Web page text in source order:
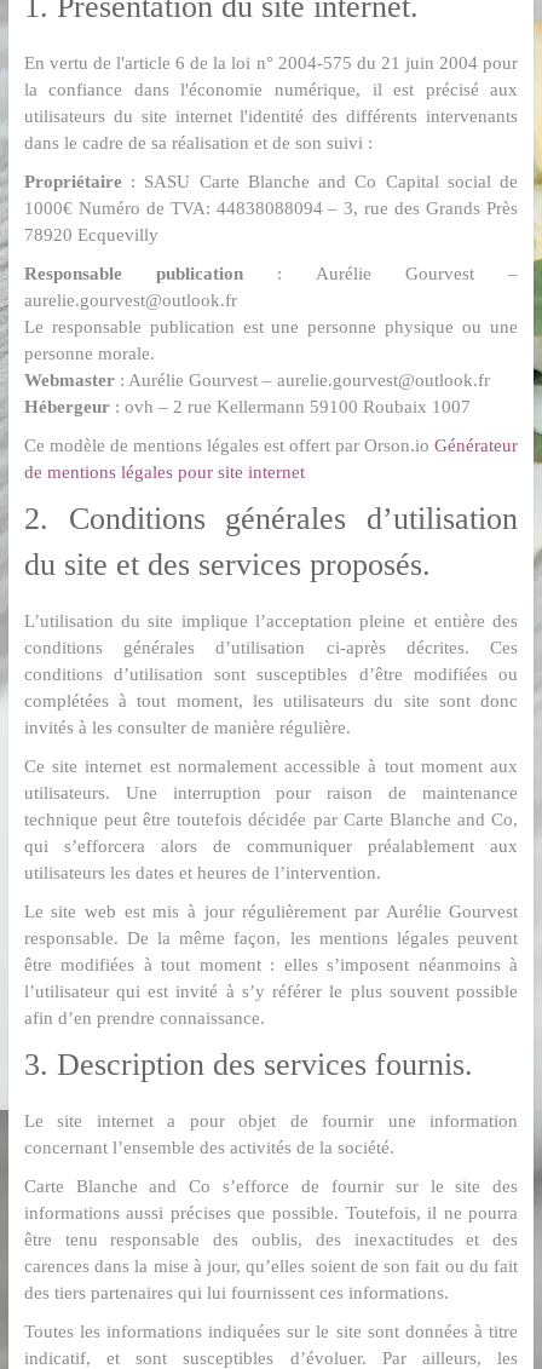
78
–
Carte
Blanche
and
Co
Organisation
de
et
créateur
En vertu de l'article 6 de la loi n° 2004-575 du 21 juin 2004 pour
la confiance dans l'économie numérique, il est précisé aux
utilisateurs du site internet l'identité des différents intervenants
dans le cadre de sa réalisation et de son suivi :
Propriétaire: SASU Carte Blanche and Co Capital social de
1000€ Numéro de TVA: 44838088094 – 3, rue des Grands Près
78920 Ecquevilly
Responsable publication : Aurélie Gourvest –
aurelie.gourvest@outlook.fr
Le responsable publication est une personne physique ou une
personne morale.
Webmaster: Aurélie Gourvest – aurelie.gourvest@outlook.fr
Hébergeur: ovh – 2 rue Kellermann 59100 Roubaix 1007
Ce modèle de mentions légales est offert par Orson.ioGénérateur
de mentions légales pour site internet
2. Conditions générales d’utilisation
du site et des services proposés.
L’utilisation du site implique l’acceptation pleine et entière des
conditions générales d’utilisation ci-après décrites. Ces
conditions d’utilisation sont susceptibles d’être modifiées ou
complétées à tout moment, les utilisateurs du site sont donc
invités à les consulter de manière régulière.
Ce site internet est normalement accessible à tout moment aux
utilisateurs. Une interruption pour raison de maintenance
technique peut être toutefois décidée par Carte Blanche and Co,
qui s’efforcera alors de communiquer préalablement aux
utilisateurs les dates et heures de l’intervention.
Le site web est mis à jour régulièrement par Aurélie Gourvest
responsable. De la même façon, les mentions légales peuvent
être modifiées à tout moment : elles s’imposent néanmoins à
l’utilisateur qui est invité à s’y référer le plus souvent possible
afin d’en prendre connaissance.
3. Description des services fournis.
Le site internet a pour objet de fournir une information
concernant l’ensemble des activités de la société.
Carte Blanche and Co s’efforce de fournir sur le site des
informations aussi précises que possible. Toutefois, il ne pourra
être tenu responsable des oublis, des inexactitudes et des
carences dans la mise à jour, qu’elles soient de son fait ou du fait
des tiers partenaires qui lui fournissent ces informations.
Toutes les informations indiquées sur le site sont données à titre
indicatif, et sont susceptibles d’évoluer. Par ailleurs, les